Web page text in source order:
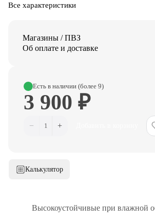
Все характеристики
Магазины / ПВЗ
Об оплате и доставке
Есть в наличии (более 9)
3 900 ₽
− 1 +
Калькулятор
Высокоустойчивые при влажной